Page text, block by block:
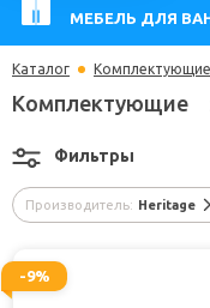
МЕБЕЛЬ ДЛЯ
Каталог Комплектующие
Комплектующие
Производитель: Heritage
Фильтры
-9%